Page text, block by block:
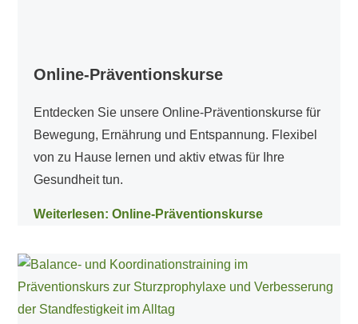
Online-Präventionskurse
Entdecken Sie unsere Online-Präventionskurse für
Bewegung, Ernährung und Entspannung. Flexibel
von zu Hause lernen und aktiv etwas für Ihre
Gesundheit tun.
Weiterlesen: Online-Präventionskurse